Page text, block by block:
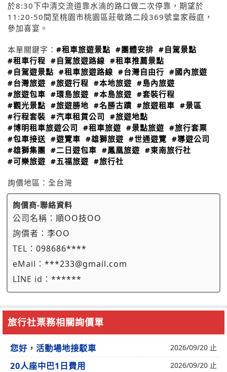
於8:30下中清交流道靠水湳的路口做二次停靠，期望於
11:20-50間至桃園市桃園區莊敬路二段369號皇家薇庭，
參加喜宴。
本單關鍵字： #租車旅遊景點 #團體安排 #自駕景點
#租車行程 #自駕旅遊路線 #租車推薦景點
#自駕遊景點 #租車旅遊路線 #台灣自由行 #國內旅遊
#台灣旅遊 #旅遊行程 #本地旅遊 #島內旅遊
#旅遊包車 #環島旅遊 #本島旅遊 #套裝行程
#觀光景點 #旅遊勝地 #名勝古蹟 #旅遊租車 #景區
#行程套裝 #汽車租賃公司 #旅遊地點
#博明租車旅遊公司 #租車旅遊 #景點旅遊 #旅行套票
#包車接送 #遊覽車 #雄獅旅遊 #世通遊覽 #導遊公司
#雄獅集團 #二日遊包車 #鳳凰旅遊 #東南旅行社
#可樂旅遊 #五福旅遊 #旅行社
詢價地區： 全台灣
詢價商-聯絡資料
公司名稱： 順OO技OO
詢價者： 李OO
TEL： 098686****
eMail： ***233@gmail.com
LINE id： ******
旅行社票務相關詢價單
您好，活動場地接駁車 2026/09/20 止
20人座中巴1日費用 2026/09/20 止